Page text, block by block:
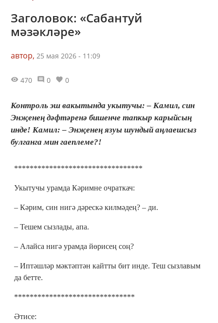
Заголовок: «Сабантуй
мәзәкләре»
автор, 25 мая 2026 - 11:09
470 0 0
Контроль эш вакытында укытучы: – Камил, син
Энҗенең дәфтәренә бишенче тапкыр карыйсың
инде! Камил: – Энҗенең язуы шундый аңлаешсыз
булганга мин гаеплеме?!
*********************************
Укытучы урамда Кәримне очраткач:
– Кәрим, син нигә дәрескә килмәдең? – ди.
– Тешем сызлады, апа.
– Алайса нигә урамда йөрисең соң?
– Иптәшләр мәктәптән кайтты бит инде. Теш сызлавым
да бетте.
*******************************
Әтисе: